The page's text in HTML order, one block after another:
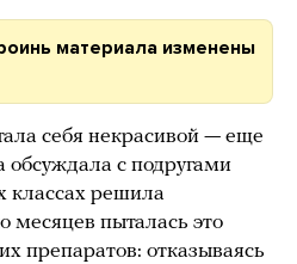
материала изменены
себя некрасивой — еще
обсуждала с подругами
классах решила
месяцев пыталась это
препаратов: отказываясь